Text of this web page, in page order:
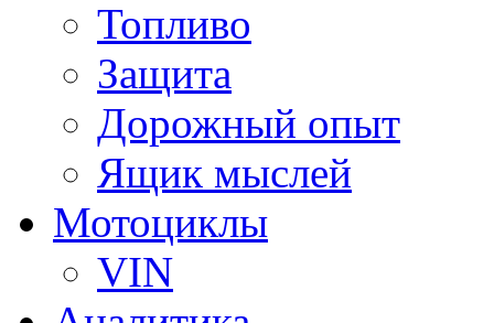
Топливо
Защита
Дорожный опыт
Ящик мыслей
Мотоциклы
VIN